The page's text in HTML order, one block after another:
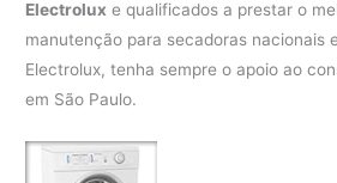
Electrolux e qualificados a prestar o
manutenção para secadoras nacionais
Electrolux, tenha sempre o apoio ao
em São Paulo.